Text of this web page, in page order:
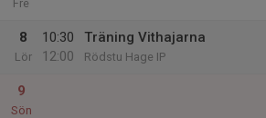
Fre
8
Lör
10:30
12:00
Träning Vithajarna
Rödstu Hage IP
9
Sön